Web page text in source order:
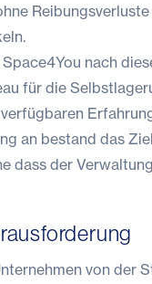
nach
für die
an bestand das
dass der
von der